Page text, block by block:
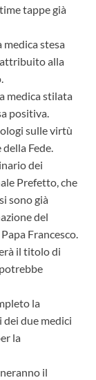
tappe già
stesa
alla
medica stilata
positiva.
sulle virtù
Fede.
dei
Prefetto, che
sono già
del
Francesco.
il titolo di
la
due medici
la
il